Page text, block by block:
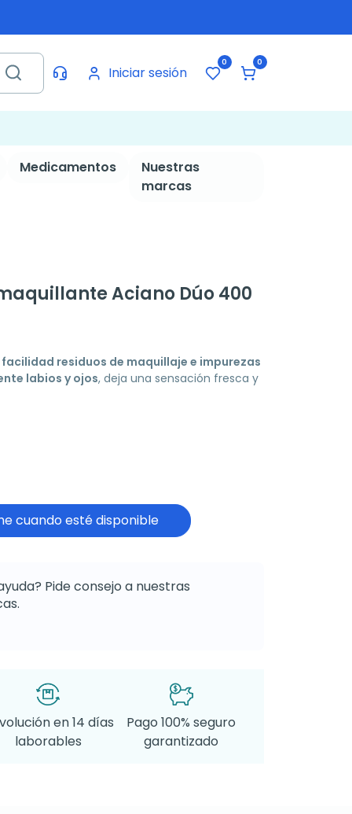
Iniciar sesión
0 0
Medicamentos
Nuestras
marcas
Aciano Dúo 400
residuos de maquillaje e impurezas
labios y ojos, deja una sensación fresca y
cuando esté disponible
Pide consejo a nuestras
en 14 días
laborables
Pago 100% seguro
garantizado